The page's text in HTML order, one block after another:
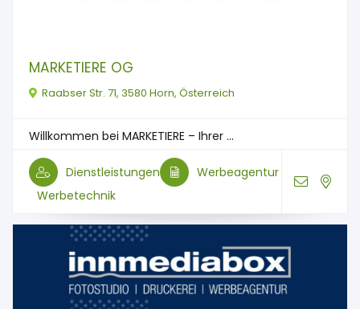
MARKETIERE OG
Raabser Str. 71, 3580 Horn, Österreich
Willkommen bei MARKETIERE – Ihrer ...
Dienstleistungen
Werbeagentur
Werbetechnik